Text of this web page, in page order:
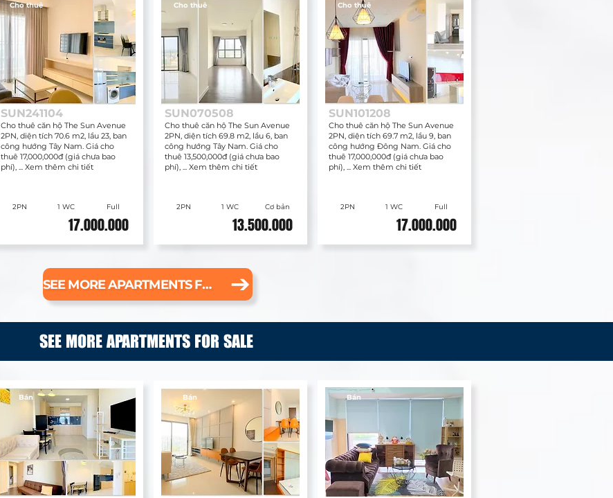
Cho thuê
Cho thuê căn hộ The Sun Avenue
2PN, diện tích 70.6 m2, lầu 23, ban
công hướng Tây Nam. Giá cho
thuê 17,000,000đ (giá chưa bao
phí), ... Xem thêm chi tiết
SUN241104
2PN 1 WC Full
17.000.000
Cho thuê
Cho thuê căn hộ The Sun Avenue
2PN, diện tích 69.8 m2, lầu 6, ban
công hướng Tây Nam. Giá cho
thuê 13,500,000đ (giá chưa bao
phí), ... Xem thêm chi tiết
SUN070508
2PN 1 WC Cơ bản
13.500.000
Cho thuê
Cho thuê căn hộ The Sun Avenue
2PN, diện tích 69.7 m2, lầu 9, ban
công hướng Đông Nam. Giá cho
thuê 17,000,000đ (giá chưa bao
phí), ... Xem thêm chi tiết
SUN101208
2PN 1 WC Full
17.000.000
SEE MORE APARTMENTS FOR RENT
SEE MORE APARTMENTS FOR SALE
Bán Bán Bán